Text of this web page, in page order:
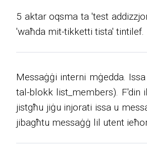
5 aktar oqsma ta 'test
'waħda mit-tikketti tista' tintilef.
Messaġġi interni mġedda.
tal-blokk list_members).
jistgħu jiġu injorati issa u
jibagħtu messaġġ lil utent